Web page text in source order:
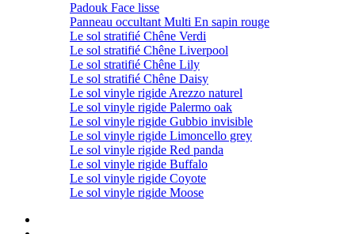
Padouk Face lisse
Panneau occultant Multi En sapin rouge
Le sol stratifié Chêne Verdi
Le sol stratifié Chêne Liverpool
Le sol stratifié Chêne Lily
Le sol stratifié Chêne Daisy
Le sol vinyle rigide Arezzo naturel
Le sol vinyle rigide Palermo oak
Le sol vinyle rigide Gubbio invisible
Le sol vinyle rigide Limoncello grey
Le sol vinyle rigide Red panda
Le sol vinyle rigide Buffalo
Le sol vinyle rigide Coyote
Le sol vinyle rigide Moose